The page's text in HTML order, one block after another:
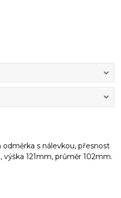
s nálevkou, přesnost
121mm, průměr 102mm.